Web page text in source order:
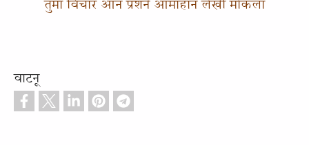
तुमा विचार आन प्रशने आमाहान लेखी मोकला
वाटनू